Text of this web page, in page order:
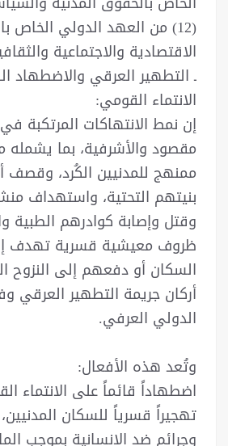
(12) من العهد الدولي الخاص
الاقتصادية والاجتماعية
ـ التطهير العرقي والاضطهاد
الانتماء القومي:
إن نمط الانتهاكات المرتكبة
مقصود والأشرفية، بما
ممنهج للمدنيين الكُرد، وقصف
بنيتهم التحتية، واستهداف
وقتل وإصابة كوادرهم الطبية
ظروف معيشية قسرية تهدف
السكان أو دفعهم إلى النزوح
أركان جريمة التطهير العرقي
الدولي العرفي.
وتُعد هذه الأفعال:
اضطهاداً قائماً على الانتماء
تهجيراً قسرياً للسكان المدنيين،